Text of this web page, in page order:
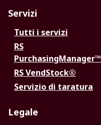
Servizi
Tutti i servizi
RS
PurchasingManager™
RS VendStock®
Servizio di taratura
Legale